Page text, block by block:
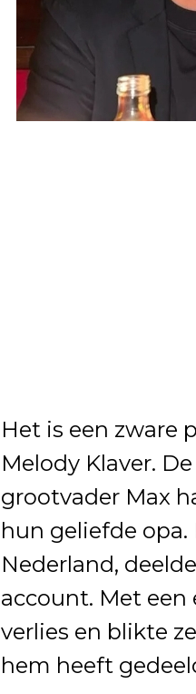
Het is een zware
Melody Klaver.
grootvader Max
hun geliefde
Nederland,
account. Met
verlies en blikte
hem heeft